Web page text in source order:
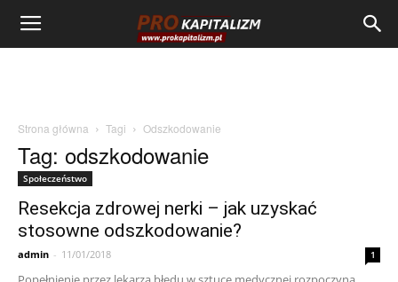
Strona główna Tagi Odszkodowanie
Tag: odszkodowanie
Społeczeństwo
Resekcja zdrowej nerki – jak uzyskać
stosowne odszkodowanie?
admin - 11/01/2018 1